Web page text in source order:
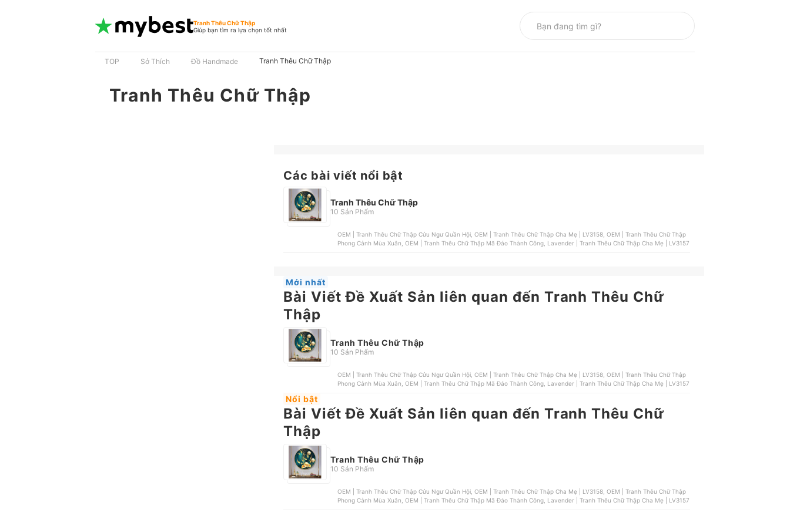
Tranh Thêu Chữ Thập
Giúp bạn tìm ra lựa chọn tốt nhất
TOP Sở Thích Đồ Handmade Tranh Thêu Chữ Thập
Tranh Thêu Chữ Thập
Các bài viết nổi bật
Tranh Thêu Chữ Thập
10 Sản Phẩm
OEM | Tranh Thêu Chữ Thập Cửu Ngư Quần Hội, OEM | Tranh Thêu Chữ Thập Cha Mẹ | LV3158, OEM | Tranh Thêu Chữ Thập
Phong Cảnh Mùa Xuân, OEM | Tranh Thêu Chữ Thập Mã Đáo Thành Công, Lavender | Tranh Thêu Chữ Thập Cha Mẹ | LV3157
Mới nhất
Bài Viết Đề Xuất Sản liên quan đến Tranh Thêu Chữ
Thập
Tranh Thêu Chữ Thập
10 Sản Phẩm
OEM | Tranh Thêu Chữ Thập Cửu Ngư Quần Hội, OEM | Tranh Thêu Chữ Thập Cha Mẹ | LV3158, OEM | Tranh Thêu Chữ Thập
Phong Cảnh Mùa Xuân, OEM | Tranh Thêu Chữ Thập Mã Đáo Thành Công, Lavender | Tranh Thêu Chữ Thập Cha Mẹ | LV3157
Nổi bật
Bài Viết Đề Xuất Sản liên quan đến Tranh Thêu Chữ
Thập
Tranh Thêu Chữ Thập
10 Sản Phẩm
OEM | Tranh Thêu Chữ Thập Cửu Ngư Quần Hội, OEM | Tranh Thêu Chữ Thập Cha Mẹ | LV3158, OEM | Tranh Thêu Chữ Thập
Phong Cảnh Mùa Xuân, OEM | Tranh Thêu Chữ Thập Mã Đáo Thành Công, Lavender | Tranh Thêu Chữ Thập Cha Mẹ | LV3157